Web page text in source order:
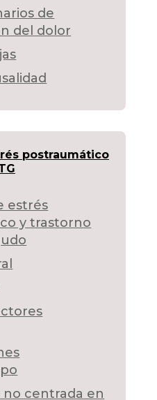
de
del dolor
postraumático
estrés
y trastorno
no centrada en